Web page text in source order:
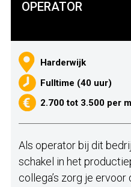
OPERATOR
Harderwijk
Fulltime (40 uur)
2.700 tot 3.500 per
Als operator bij dit
schakel in het
collega’s zorg je